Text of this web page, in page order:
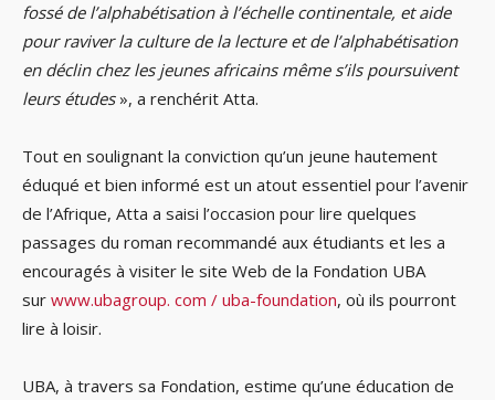
fossé de l’alphabétisation à l’échelle continentale, et aide
pour raviver la culture de la lecture et de l’alphabétisation
en déclin chez les jeunes africains même s’ils poursuivent
leurs études», a renchérit Atta.
Tout en soulignant la conviction qu’un jeune hautement
éduqué et bien informé est un atout essentiel pour l’avenir
de l’Afrique, Atta a saisi l’occasion pour lire quelques
passages du roman recommandé aux étudiants et les a
encouragés à visiter le site Web de la Fondation UBA
sur www.ubagroup. com / uba-foundation, où ils pourront
lire à loisir.
UBA, à travers sa Fondation, estime qu’une éducation de